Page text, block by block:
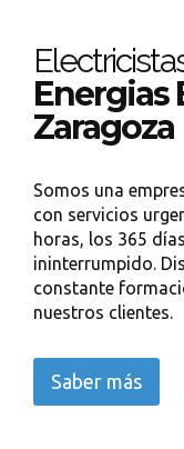
Energias
Zaragoza
Somos una
con servicios
horas, los 365
ininterrumpido.
constante
nuestros clientes.
Saber más